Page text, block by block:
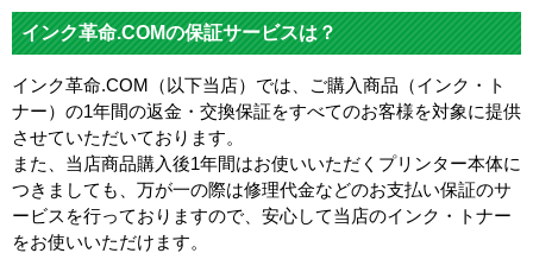
インク革命.COMの保証サービスは？
インク革命.COM（以下当店）では、ご購入商品（インク・ト
ナー）の1年間の返金・交換保証をすべてのお客様を対象に提供
させていただいております。
また、当店商品購入後1年間はお使いいただくプリンター本体に
つきましても、万が一の際は修理代金などのお支払い保証のサ
ービスを行っておりますので、安心して当店のインク・トナー
をお使いいただけます。